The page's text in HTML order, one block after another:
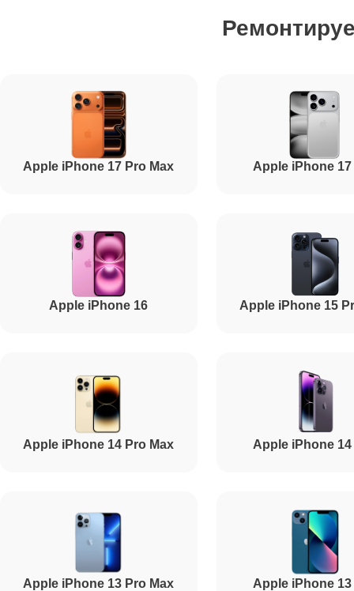
Ремонт GPS-модуля
Ремонт материнской платы
Ремонт камеры
Ремонт USB порта
Ремонт динамика
Apple iPhone 17 Pro Max Apple iPhone
Apple iPhone 16 Apple iPhone 15
Apple iPhone 14 Pro Max Apple iPhone
Apple iPhone 13 Pro Max Apple iPhone